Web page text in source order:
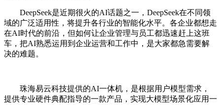
DeepSeek是近期很火的AI话题之一，DeepSeek在不同领
域的广泛适用性，将提升各行业的智能化水平。各企业都想走
在AI时代的前沿，但如何让企业管理与员工都迅速赶上这班
车，把AI熟悉运用到企业运营和工作中，是大家都急需要解
决的难题。
珠海易云科技提供的AI一体机，是根据用户模型需求，
提供专业硬件典配指导的一款产品，实现大模型场景化应用一